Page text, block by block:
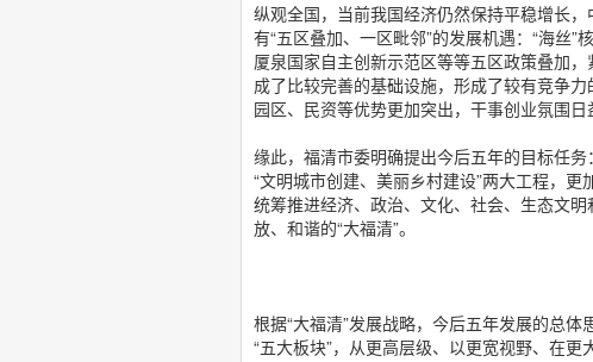
纵观全国，当前我国经济仍然保持平稳增长
有“五区叠加、一区毗邻”的发展机遇：“海丝
厦泉国家自主创新示范区等等五区政策叠加
成了比较完善的基础设施，形成了较有竞争
园区、民资等优势更加突出，干事创业氛围日
缘此，福清市委明确提出今后五年的目标任
“文明城市创建、美丽乡村建设”两大工程，
统筹推进经济、政治、文化、社会、生态文
放、和谐的“大福清”。
根据“大福清”发展战略，今后五年发展的总体
“五大板块”，从更高层级、以更宽视野、在更